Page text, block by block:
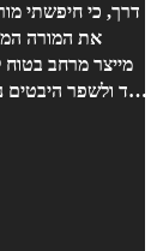
דרך, כי חיפשתי
מייצר מרחב בטוח
עוד ולשפר